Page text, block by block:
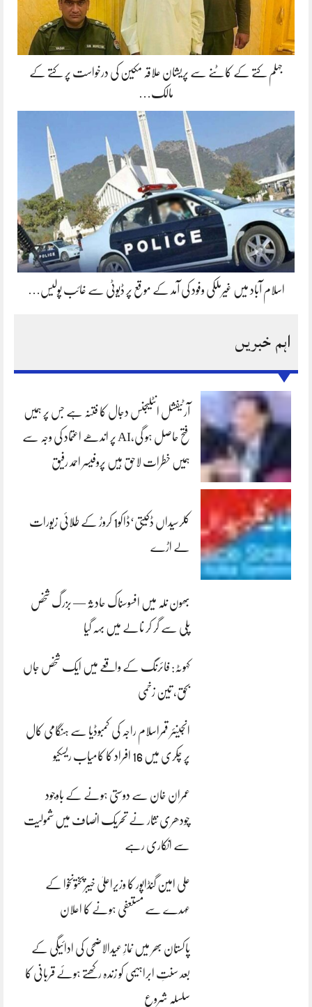
جہلم کتے کے کاٹنے سے پریشان علاقہ مکین کی درخواست پر کتے کے
مالک…
اسلام آباد میں غیرملکی وفود کی آمد کے موقع پر ڈیوٹی سے غائب پولیس…
اہم خبریں
آرٹیفشل انٹلیجنس دجال کا فتنہ ہے جس پر ہمیں
فتح حاصل ہو گی،AI پر اندھے اعتماد کی وجہ سے
ہمیں خطرات لاحق ہیں پروفیسر احمد رفیق
کلرسیداں ڈکیتی‘ڈاکو1 کروڑ کے طلائی زیورات
لے اڑے
بھون نلہ میں افسوسناک حادثہ — بزرگ شخص
پلی سے گر کر نالے میں بہہ گیا
کہوٹہ: فائرنگ کے واقعے میں ایک شخص جاں
بحق، تین زخمی
انجینئر قمراسلام راجہ کی کمبوڈیا سے ہنگامی کال
پر چکری میں 16 افراد کا کامیاب ریسکیو
عمران خان سے دوستی ہونے کے باوجود
چودھری نثار نے تحریک انصاف میں شمولیت
سے انکاری رہے
علی امین گنڈاپور کا وزیراعلیٰ خیبرپختونخوا کے
عہدے سے مستعفی ہونے کا اعلان
پاکستان بھر میں نمازِ عیدالاضحی کی ادائیگی کے
بعد سنتِ ابراہیمی کو زندہ رکھتے ہوئے قربانی کا
سلسلہ شروع